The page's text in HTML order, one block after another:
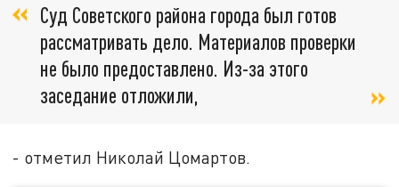
Суд Советского района города был готов
рассматривать дело. Материалов проверки
не было предоставлено. Из-за этого
заседание отложили,
- отметил Николай Цомартов.